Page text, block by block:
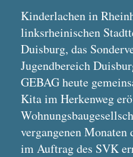
Kinderlachen in
linksrheinischen
Duisburg, das
Jugendbereich
GEBAG heute
Kita im Herkenweg
vergangenen
im Auftrag des SVK